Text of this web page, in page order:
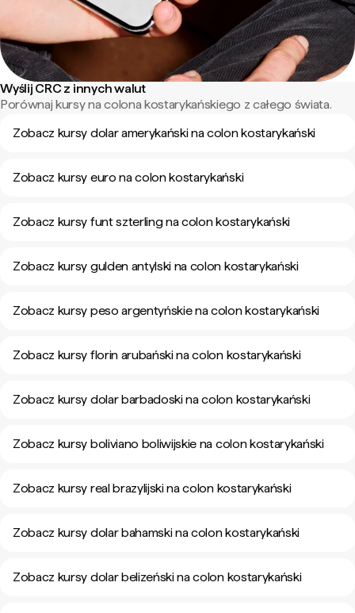
Wyślij CRC z innych walut
Porównaj kursy na colona kostarykańskiego z całego świata.
Zobacz kursy dolar amerykański na colon kostarykański
Zobacz kursy euro na colon kostarykański
Zobacz kursy funt szterling na colon kostarykański
Zobacz kursy gulden antylski na colon kostarykański
Zobacz kursy peso argentyńskie na colon kostarykański
Zobacz kursy florin arubański na colon kostarykański
Zobacz kursy dolar barbadoski na colon kostarykański
Zobacz kursy boliviano boliwijskie na colon kostarykański
Zobacz kursy real brazylijski na colon kostarykański
Zobacz kursy dolar bahamski na colon kostarykański
Zobacz kursy dolar belizeński na colon kostarykański